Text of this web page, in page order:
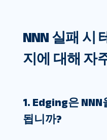
NNN 실패 시
지에 대해 자
1. Edging은
됩니까?